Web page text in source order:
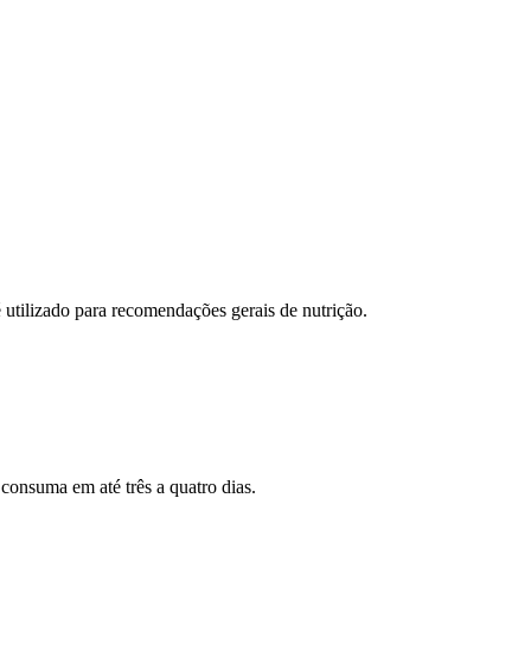
para recomendações gerais de nutrição.
em até três a quatro dias.